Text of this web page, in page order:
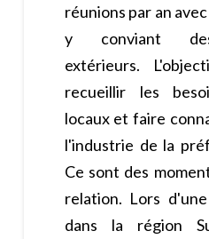
réunions par an
y conviant
extérieurs.
recueillir les
locaux et faire
l'industrie de la
Ce sont des
relation. Lors
dans la région